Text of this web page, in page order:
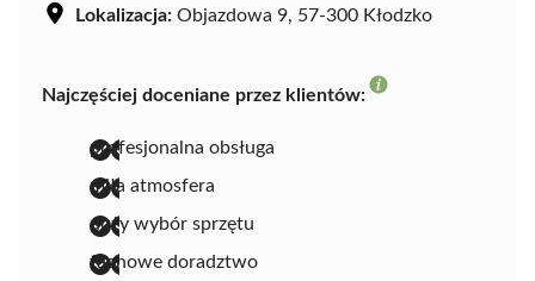
Lokalizacja: Objazdowa 9, 57-300 Kłodzko
Najczęściej doceniane przez klientów:
profesjonalna obsługa
miła atmosfera
duży wybór sprzętu
fachowe doradztwo